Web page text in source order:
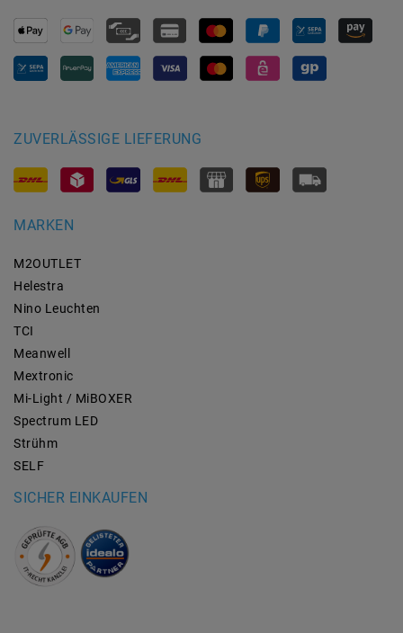
ZUVERLÄSSIGE LIEFERUNG
MARKEN
M2OUTLET
Helestra
Nino Leuchten
TCI
Meanwell
Mextronic
Mi-Light / MiBOXER
Spectrum LED
Strühm
SELF
SICHER EINKAUFEN